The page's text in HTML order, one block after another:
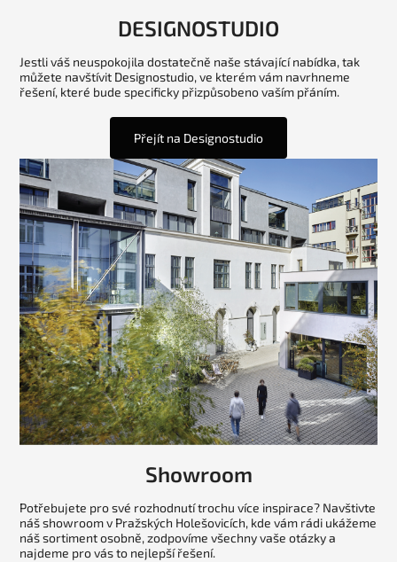
DESIGNOSTUDIO
Jestli váš neuspokojila dostatečně naše stávající nabídka, tak
můžete navštívit Designostudio, ve kterém vám navrhneme
řešení, které bude specificky přizpůsobeno vaším přáním.
Přejít na Designostudio
Showroom
Potřebujete pro své rozhodnutí trochu více inspirace? Navštivte
náš showroom v Pražských Holešovicích, kde vám rádi ukážeme
náš sortiment osobně, zodpovíme všechny vaše otázky a
najdeme pro vás to nejlepší řešení.